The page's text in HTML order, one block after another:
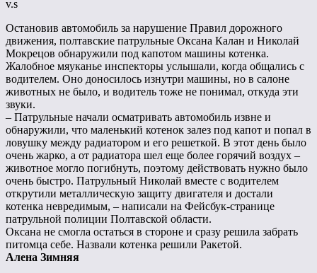
v.s
Остановив автомобиль за нарушение Правил дорожного
движения, полтавские патрульные Оксана Калан и Николай
Мокрецов обнаружили под капотом машины котенка.
Жалобное мяуканье инспекторы услышали, когда общались с
водителем. Оно доносилось изнутри машины, но в салоне
животных не было, и водитель тоже не понимал, откуда эти
звуки.
– Патрульные начали осматривать автомобиль извне и
обнаружили, что маленький котенок залез под капот и попал в
ловушку между радиатором и его решеткой. В этот день было
очень жарко, а от радиатора шел еще более горячий воздух –
животное могло погибнуть, поэтому действовать нужно было
очень быстро. Патрульный Николай вместе с водителем
открутили металлическую защиту двигателя и достали
котенка невредимым, – написали на Фейсбук-странице
патрульной полиции Полтавской области.
Оксана не смогла остаться в стороне и сразу решила забрать
питомца себе. Назвали котенка решили Ракетой.
Алена Зимняя